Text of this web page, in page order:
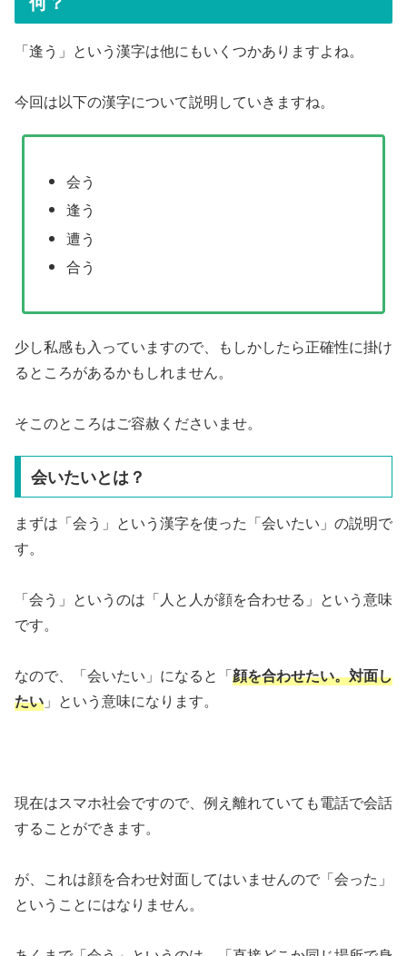
「逢う」という漢字は他にもいくつかありますよね。
今回は以下の漢字について説明していきますね。
会う
逢う
遭う
合う
少し私感も入っていますので、もしかしたら正確性に掛け
るところがあるかもしれません。
そこのところはご容赦くださいませ。
会いたいとは？
まずは「会う」という漢字を使った「会いたい」の説明で
す。
「会う」というのは「人と人が顔を合わせる」という意味
です。
なので、「会いたい」になると「顔を合わせたい。対面し
たい 」という意味になります。
現在はスマホ社会ですので、例え離れていても電話で会話
することができます。
が、これは顔を合わせ対面してはいませんので「会った」
ということにはなりません。